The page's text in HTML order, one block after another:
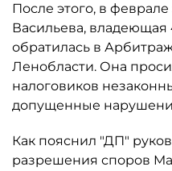
После этого, в феврале
Васильева, владеющая
обратилась в
Ленобласти. Она
налоговиков
допущенные
Как пояснил "ДП"
разрешения споров